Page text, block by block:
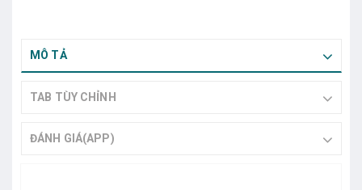
MÔ TẢ
TAB TÙY CHỈNH
ĐÁNH GIÁ(APP)